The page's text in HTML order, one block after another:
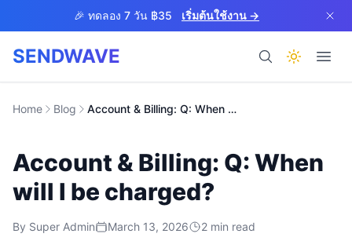
Skip to main content🎉 ทดลอง 7 วัน ฿35 เริ่มต้นใช้งาน →
SENDWAVE
ผลิตภัณฑ์
BETA
Home Blog Account & Billing: Q: When will I be charged?
Account & Billing: Q: When
will I be charged?
By Super Admin March 13, 2026 2 min read